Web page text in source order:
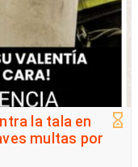
la tala en
multas por